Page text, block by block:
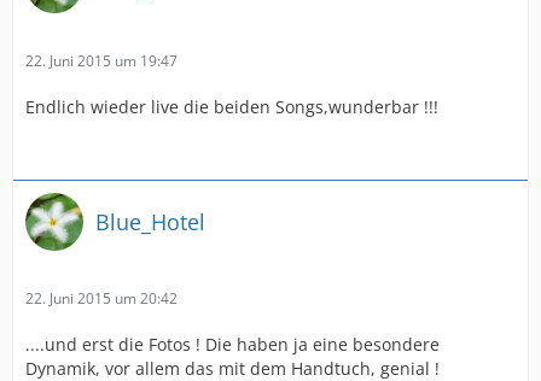
22. Juni 2015 um 19:47
Endlich wieder live die beiden Songs,wunderbar !!!
Blue_Hotel
22. Juni 2015 um 20:42
....und erst die Fotos ! Die haben ja eine besondere
Dynamik, vor allem das mit dem Handtuch, genial !